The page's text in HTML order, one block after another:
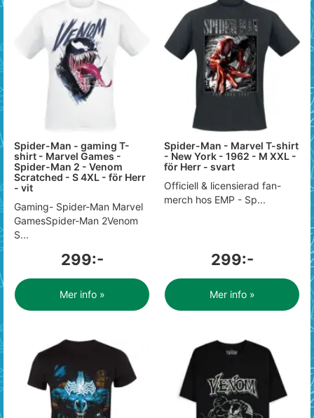
Spider-Man - gaming T-
shirt - Marvel Games -
Spider-Man 2 - Venom
Scratched - S 4XL - för Herr
- vit
Gaming- Spider-Man Marvel
GamesSpider-Man 2Venom
S...
299:-
Mer info »
Spider-Man - Marvel T-shirt
- New York - 1962 - M XXL -
för Herr - svart
Officiell & licensierad fan-
merch hos EMP - Sp...
299:-
Mer info »